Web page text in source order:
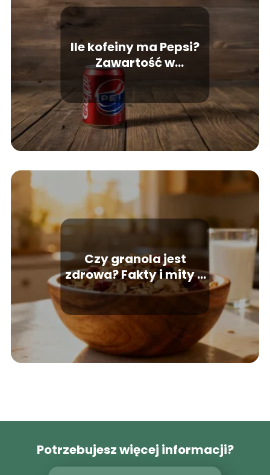
Ile kofeiny ma Pepsi?
Zawartość w
porównaniu do innych
napojów
Czy granola jest
zdrowa? Fakty i mity o
popularnym śniadaniu
Potrzebujesz więcej informacji?